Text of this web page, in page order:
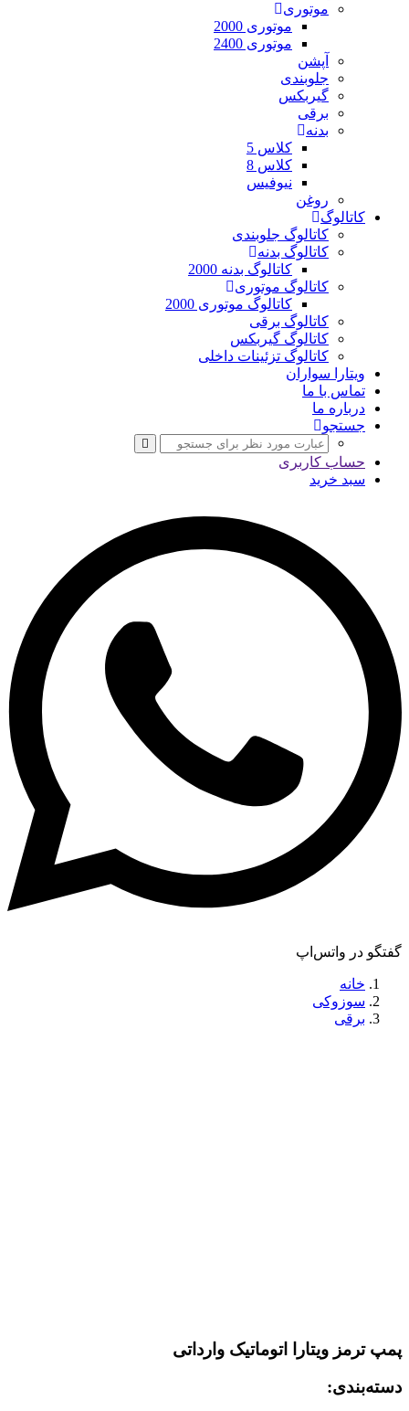
موتوری
موتوری 2000
موتوری 2400
آپشن
جلوبندی
گیربکس
برقی
بدنه
کلاس 5
کلاس 8
نیوفیس
روغن
کاتالوگ
کاتالوگ جلوبندی
کاتالوگ بدنه
کاتالوگ بدنه 2000
کاتالوگ موتوری
کاتالوگ موتوری 2000
کاتالوگ برقی
کاتالوگ گیربکس
کاتالوگ تزئینات داخلی
ویتارا سواران
تماس با ما
درباره ما
جستجو
حساب کاربری
سبد خرید
گفتگو در واتس‌اپ
خانه
سوزوکی
برقی
پمپ ترمز ویتارا اتوماتیک وارداتی
دسته‌بندی: